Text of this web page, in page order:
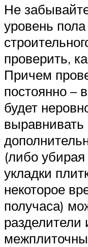
Не
уровень
проверить,
Причем
постоянно –
будет
(либо
укладки
некоторое
получаса)
разделители